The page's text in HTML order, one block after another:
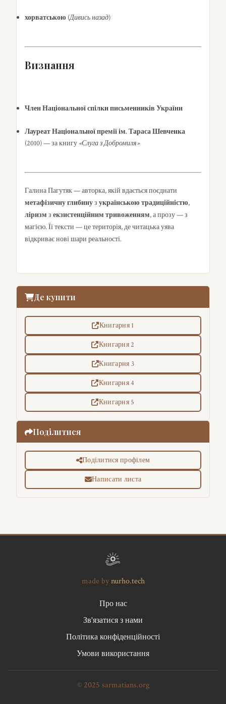
хорватською (Дивись назад)
Визнання
Член Національної спілки письменників України
Лауреат Національної премії ім. Тараса Шевченка
(2010) — за книгу «Слуга з Добромиля»
Галина Пагутяк — авторка, якій вдається поєднати
метафізичну глибинуз українською традиційністю,
ліризм з екзистенційним тривоженням, а прозу — з
магією. Її тексти — це територія, де читацька уява
відкриває нові шари реальності.
Де купити
Книгарня 1
Книгарня 2
Книгарня 3
Книгарня 4
Книгарня 5
Поділитися
Поділитися профілем
Написати листа
made bynurho.tech
Про нас
Зв'язатися з нами
Політика конфіденційності
Умови використання
© 2025 sarmatians.org